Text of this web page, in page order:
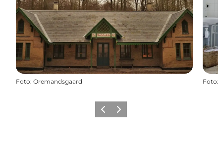
Foto: Oremandsgaard Foto:
ZurückWeiter